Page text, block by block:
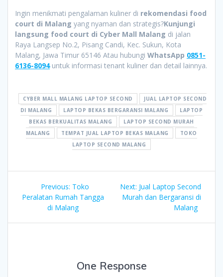
Ingin menikmati pengalaman kuliner di rekomendasi food
court di Malang yang nyaman dan strategis?Kunjungi
langsung food court di Cyber Mall Malang di jalan
Raya Langsep No.2, Pisang Candi, Kec. Sukun, Kota
Malang, Jawa Timur 65146 Atau hubungi WhatsApp 0851-
6136-8094untuk informasi tenant kuliner dan detail lainnya.
CYBER MALL MALANG LAPTOP SECOND
JUAL LAPTOP SECOND
DI MALANG
LAPTOP BEKAS BERGARANSI MALANG
LAPTOP
BEKAS BERKUALITAS MALANG
LAPTOP SECOND MURAH
MALANG
TEMPAT JUAL LAPTOP BEKAS MALANG
TOKO
LAPTOP SECOND MALANG
Post
navigation
Previous: Previous
post:
Toko
Peralatan Rumah Tangga
di Malang
Next: Next
post:
Jual Laptop Second
Murah dan Bergaransi di
Malang
One Response